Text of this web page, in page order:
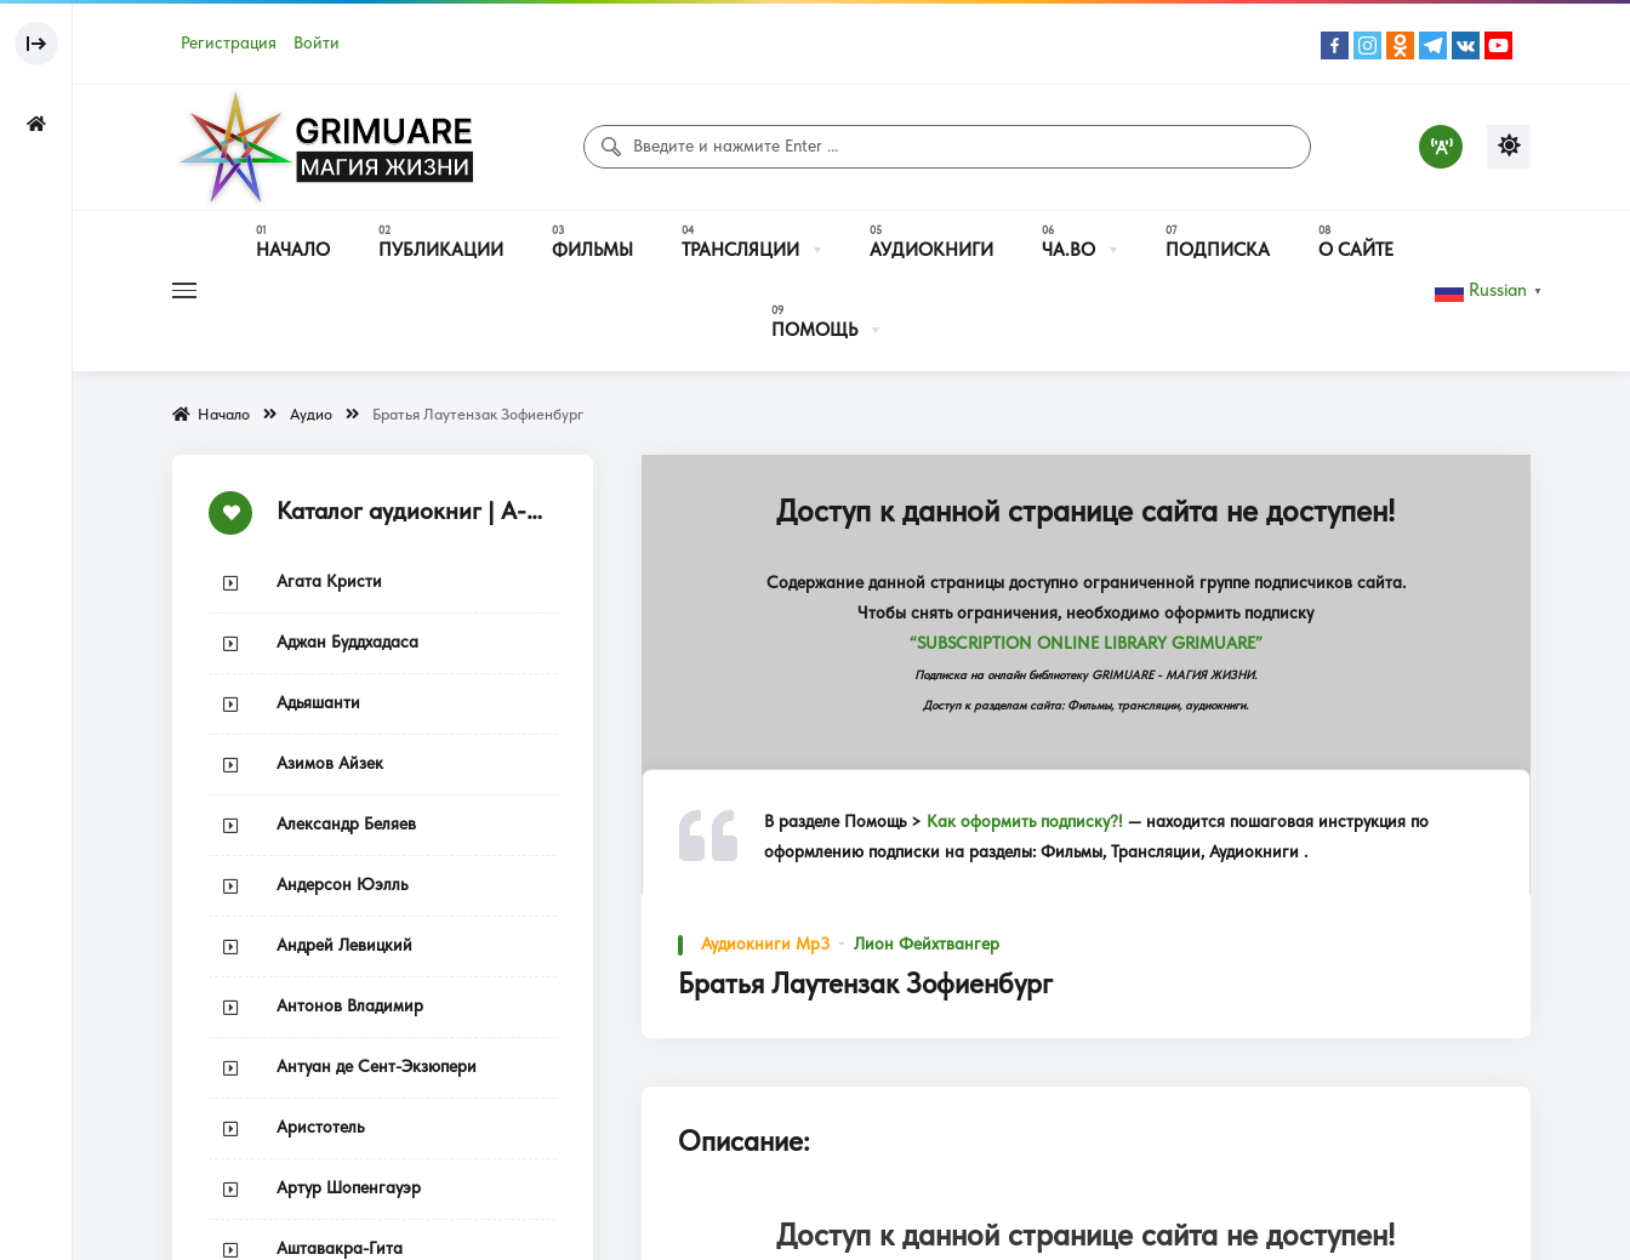
Регистрация Войти
НАЧАЛО ПУБЛИКАЦИИ ФИЛЬМЫ ТРАНСЛЯЦИИ АУДИОКНИГИ ЧА.ВО ПОДПИСКА О САЙТЕ
ПОМОЩЬ
Russian ▼
Начало Аудио Братья Лаутензак Зофиенбург
Доступ к данной странице сайта не доступен!
Содержание данной страницы доступно ограниченной группе подписчиков сайта.
Чтобы снять ограничения, необходимо оформить подписку
“SUBSCRIPTION ONLINE LIBRARY GRIMUARE”
Подписка на онлайн библиотеку GRIMUARE - МАГИЯ ЖИЗНИ.
Доступ к разделам сайта: Фильмы, трансляции, аудиокниги.
В разделе Помощь > Как оформить подписку?! — находится пошаговая инструкция по
оформлению подписки на разделы: Фильмы, Трансляции, Аудиокниги .
Аудиокниги Mp3 Лион Фейхтвангер
Братья Лаутензак Зофиенбург
Описание:
Доступ к данной странице сайта не доступен!
Каталог аудиокниг | А-Я
Агата Кристи
Аджан Буддхадаса
Адьяшанти
Азимов Айзек
Александр Беляев
Андерсон Юэлль
Андрей Левицкий
Антонов Владимир
Антуан де Сент-Экзюпери
Аристотель
Артур Шопенгауэр
Аштавакра-Гита